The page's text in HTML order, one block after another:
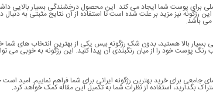
برای پوست شما ایجاد می کند. این محصول درخشندگی بسیار بالایی
می باشد.
بسیار بالا هستید، بدون شک رژگونه بیس یکی از بهترین انتخاب های
رنگ پوست خود را از میان رنگبندی آن پیدا کنید. این رژگونه به خوبی می
جامعی برای خرید بهترین رژگونه ایرانی برای شما فراهم نماییم. امید
بگذارید، استفاده از نظرات شما به تکمیل این مقاله کمک خواهد کرد.